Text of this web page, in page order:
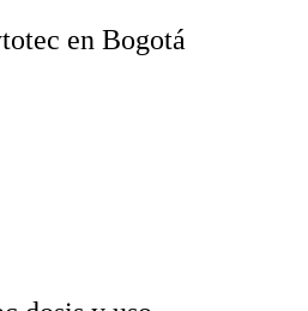
en Bogotá